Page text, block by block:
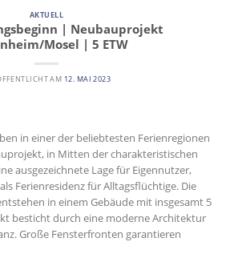
AKTUELL
| Neubauprojekt
Mosel | 5 ETW
AM 12. MAI 2023
in einer der beliebtesten Ferienregionen
in Mitten der charakteristischen
ausgezeichnete Lage für Eigennutzer,
Ferienresidenz für Alltagsflüchtige. Die
in einem Gebäude mit insgesamt 5
besticht durch eine moderne Architektur
Große Fensterfronten garantieren